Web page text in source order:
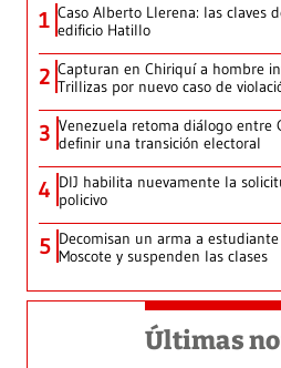
1 Caso Alberto Llerena: las claves
edificio Hatillo
2 Capturan en Chiriquí a hombre
Trillizas por nuevo caso de
3 Venezuela retoma diálogo entre
definir una transición electoral
4 DIJ habilita nuevamente la
policivo
5 Decomisan un arma a
Moscote y suspenden las clases
Últimas